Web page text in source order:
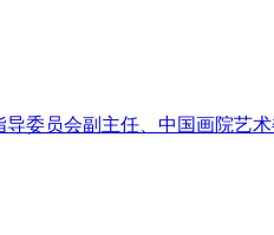
委员会副主任、中国画院艺术